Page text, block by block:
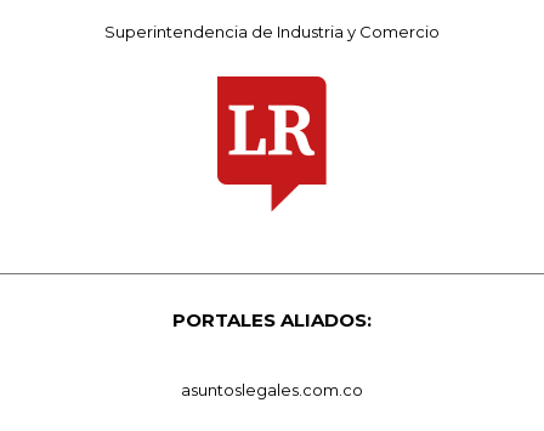
Superintendencia de Industria y Comercio
PORTALES ALIADOS:
asuntoslegales.com.co